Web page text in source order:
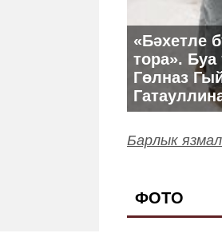
«Бәхетле
тора». Буа
Гөлназ
Барлык
ФОТО